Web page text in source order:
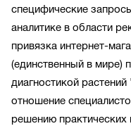
специфические
аналитике в области
привязка интернет-
(единственный в мире)
диагностикой
отношение
решению практических